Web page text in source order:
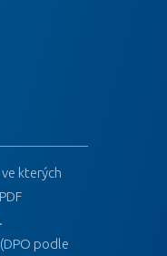
kterých
podle